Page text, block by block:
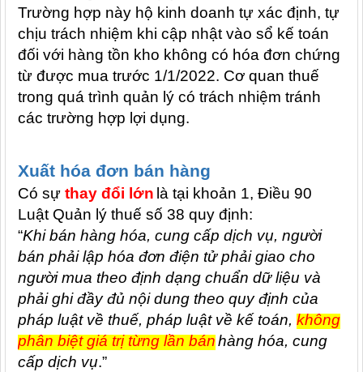
Trường hợp này hộ kinh doanh tự xác định, tự
chịu trách nhiệm khi cập nhật vào sổ kế toán
đối với hàng tồn kho không có hóa đơn chứng
từ được mua trước 1/1/2022. Cơ quan thuế
trong quá trình quản lý có trách nhiệm tránh
các trường hợp lợi dụng.
Xuất hóa đơn bán hàng
Có sự thay đổi lớn là tại khoản 1, Điều 90
Luật Quản lý thuế số 38 quy định:
“Khi bán hàng hóa, cung cấp dịch vụ, người
bán phải lập hóa đơn điện tử phải giao cho
người mua theo định dạng chuẩn dữ liệu và
phải ghi đầy đủ nội dung theo quy định của
pháp luật về thuế, pháp luật về kế toán, không
phân biệt giá trị từng lần bánhàng hóa, cung
cấp dịch vụ.”